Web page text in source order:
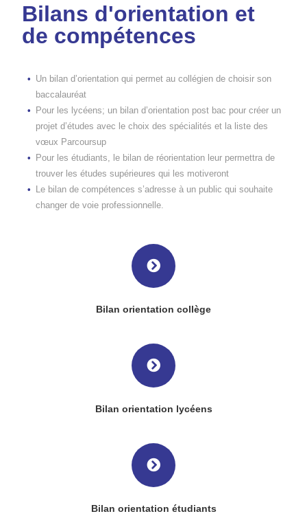
Bilans d'orientation et
de compétences
Un bilan d’orientation qui permet au collégien de choisir son
baccalauréat
Pour les lycéens; un bilan d’orientation post bac pour créer un
projet d’études avec le choix des spécialités et la liste des
vœux Parcoursup
Pour les étudiants, le bilan de réorientation leur permettra de
trouver les études supérieures qui les motiveront
Le bilan de compétences s’adresse à un public qui souhaite
changer de voie professionnelle.
Bilan orientation collège
Bilan orientation lycéens
Bilan orientation étudiants